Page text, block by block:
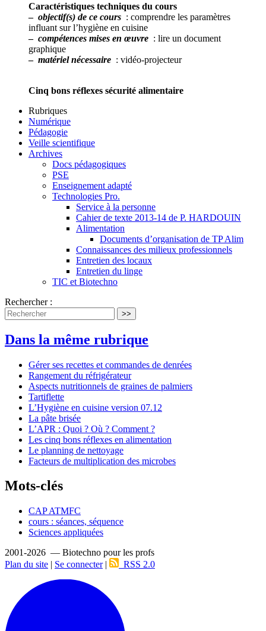
Caractéristiques techniques du cours
– objectif(s) de ce cours : comprendre les paramètres
influant sur l’hygiène en cuisine
– compétences mises en œuvre : lire un document
graphique
– matériel nécessaire : vidéo-projecteur
Cinq bons réflexes sécurité alimentaire
Rubriques
Numérique
Pédagogie
Veille scientifique
Archives
Docs pédagogiques
PSE
Enseignement adapté
Technologies Pro.
Service à la personne
Cahier de texte 2013-14 de P. HARDOUIN
Alimentation
Documents d’organisation de TP Alim
Connaissances des milieux professionnels
Entretien des locaux
Entretien du linge
TIC et Biotechno
Rechercher :
>>
Dans la même rubrique
Gérer ses recettes et commandes de denrées
Rangement du réfrigérateur
Aspects nutritionnels de graines de palmiers
Tartiflette
L’Hygiène en cuisine version 07.12
La pâte brisée
L’APR : Quoi ? Où ? Comment ?
Les cinq bons réflexes en alimentation
Le planning de nettoyage
Facteurs de multiplication des microbes
Mots-clés
CAP ATMFC
cours : séances, séquence
Sciences appliquées
2001-2026 — Biotechno pour les profs
Plan du site | Se connecter| RSS 2.0